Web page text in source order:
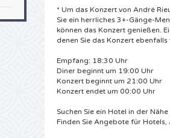
* Um das Konzert von André
Sie ein herrliches 3+-Gänge-
können das Konzert genießen.
denen Sie das Konzert
Empfang: 18:30 Uhr
Diner beginnt um 19:00 Uhr
Konzert beginnt um 21:00 Uhr
Konzert endet um 00:00 Uhr
Suchen Sie ein Hotel in der
Finden Sie Angebote für Hotels,